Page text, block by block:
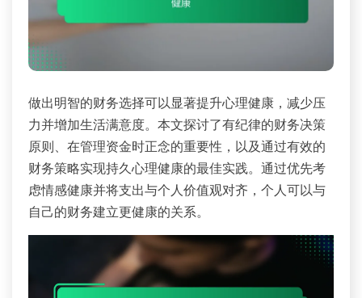
做出明智的财务选择可以显著提升心理健康，减少压
力并增加生活满意度。本文探讨了有纪律的财务决策
原则、在管理资金时正念的重要性，以及通过有效的
财务策略实现持久心理健康的最佳实践。通过优先考
虑情感健康并将支出与个人价值观对齐，个人可以与
自己的财务建立更健康的关系。